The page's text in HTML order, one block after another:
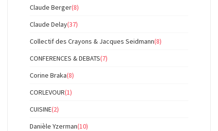
Claude Berger(8)
Claude Delay(37)
Collectif des Crayons & Jacques Seidmann(8)
CONFERENCES & DEBATS(7)
Corine Braka(8)
CORLEVOUR(1)
CUISINE(2)
Danièle Yzerman(10)